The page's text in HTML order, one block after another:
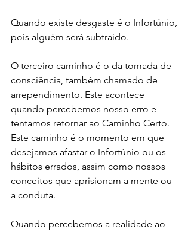
Quando existe desgaste é o Infortúnio,
pois alguém será subtraído.
O terceiro caminho é o da tomada de
consciência, também chamado de
arrependimento. Este acontece
quando percebemos nosso erro e
tentamos retornar ao Caminho Certo.
Este caminho é o momento em que
desejamos afastar o Infortúnio ou os
hábitos errados, assim como nossos
conceitos que aprisionam a mente ou
a conduta.
Quando percebemos a realidade ao